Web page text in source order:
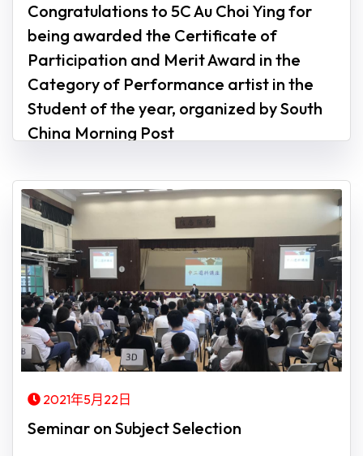
Congratulations to 5C Au Choi Ying for
being awarded the Certificate of
Participation and Merit Award in the
Category of Performance artist in the
Student of the year, organized by South
China Morning Post
2021年5月22日
Seminar on Subject Selection